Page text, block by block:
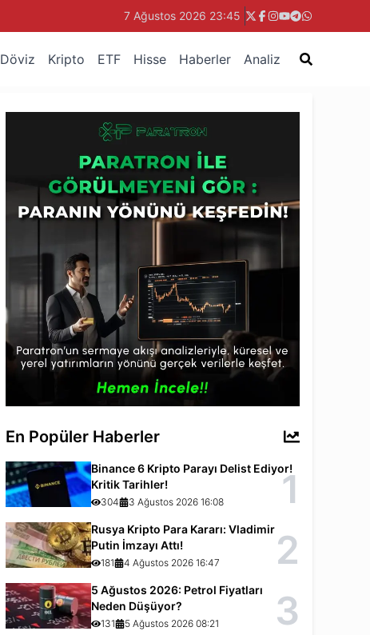
7 Ağustos 2026 23:45
Döviz Kripto ETF Hisse Haberler Analiz
En Popüler Haberler
Binance 6 Kripto Parayı Delist Ediyor!
Kritik Tarihler!
304 3 Ağustos 2026 16:08 1
Rusya Kripto Para Kararı: Vladimir
Putin İmzayı Attı!
181 4 Ağustos 2026 16:47 2
5 Ağustos 2026: Petrol Fiyatları
Neden Düşüyor?
131 5 Ağustos 2026 08:21 3